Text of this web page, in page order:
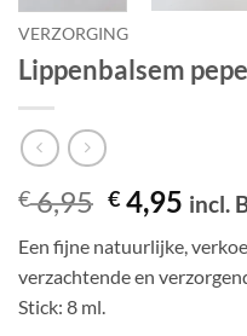
VERZORGING
Lippenbalsem
€6,95
prijs
was:
€ 6,95.
€ 4,95
is:
€
incl.
Een fijne natuurlijke,
verzachtende en
Stick: 8 ml.